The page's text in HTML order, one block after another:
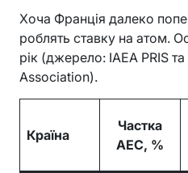
Хоча Франція далеко
роблять ставку на атом.
рік (джерело: IAEA PRIS
Association).
Країна
Частка
АЕС, %